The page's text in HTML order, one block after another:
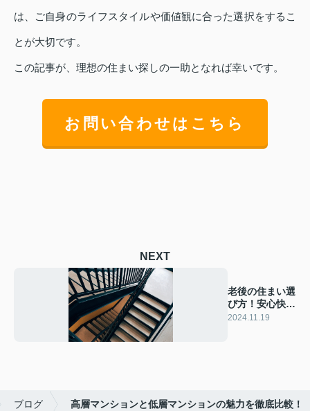
は、ご自身のライフスタイルや価値観に合った選択をするこ
とが大切です。
この記事が、理想の住まい探しの一助となれば幸いです。
お問い合わせはこちら
NEXT
老後の住まい選
び方！安心快適
な物件探しポイ
2024.11.19
ブログ 高層マンションと低層マンションの魅力を徹底比較！